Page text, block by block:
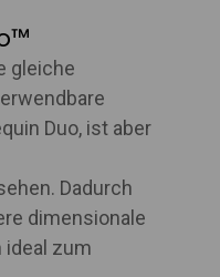
gleiche
Duo, ist aber
Dadurch
dimensionale
ideal zum